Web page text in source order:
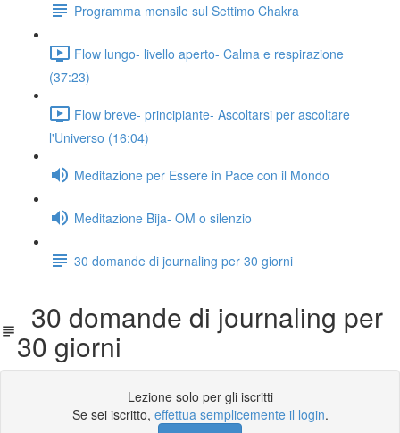
Programma mensile sul Settimo Chakra
Flow lungo- livello aperto- Calma e respirazione
(37:23)
Flow breve- principiante- Ascoltarsi per ascoltare
l'Universo (16:04)
Meditazione per Essere in Pace con il Mondo
Meditazione Bija- OM o silenzio
30 domande di journaling per 30 giorni
30 domande di journaling per
30 giorni
Lezione solo per gli iscritti
Se sei iscritto, effettua semplicemente il login.